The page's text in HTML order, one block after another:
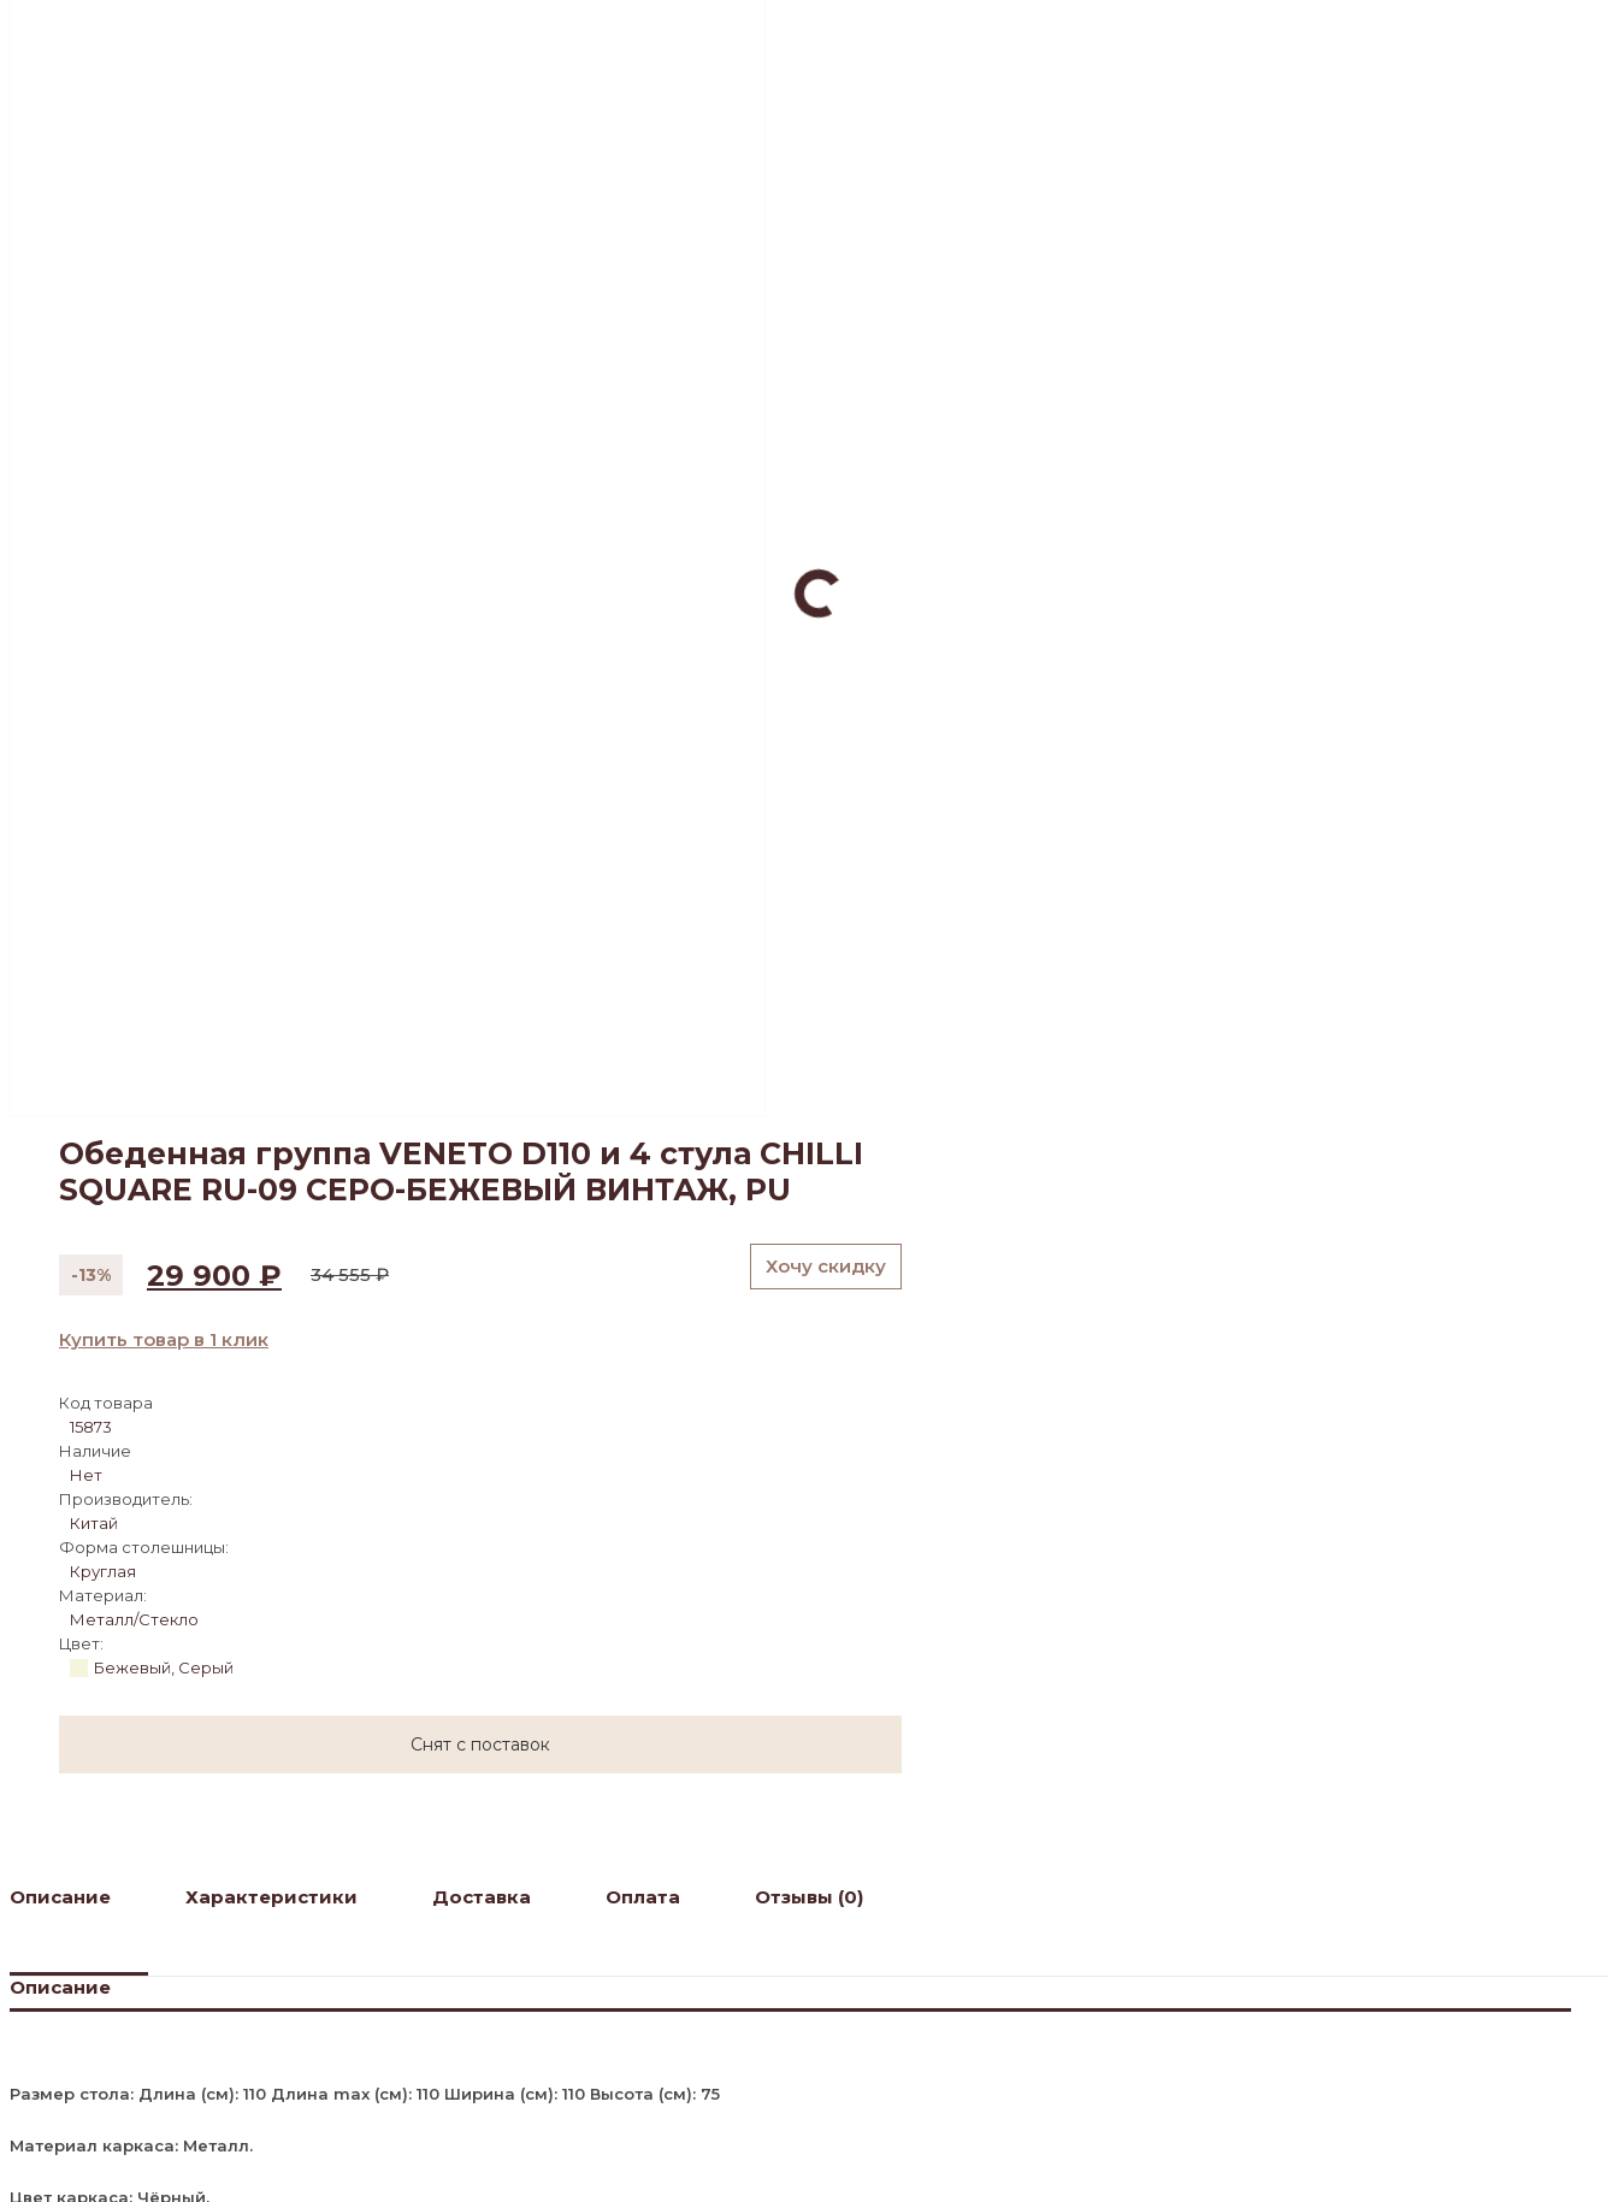
Обеденная группа VENETO D110 и 4 стула CHILLI
SQUARE RU-09 СЕРО-БЕЖЕВЫЙ ВИНТАЖ, PU
34 555₽
Первоначальная
34
29 900 ₽
Текущая
900 ₽.
-13% Хочу скидку
Купить товар в 1 клик
Код товара
15873
Наличие
Нет
Производитель:
Китай
Форма столешницы:
Круглая
Материал:
Металл/Стекло
Цвет:
Бежевый, Серый
Снят с поставок
Описание Характеристики Доставка Оплата Отзывы (0)
Описание
Размер стола: Длина (см): 110 Длина max (см): 110 Ширина (см): 110 Высота (см): 75
Материал каркаса: Металл.
Цвет каркаса: Чёрный.